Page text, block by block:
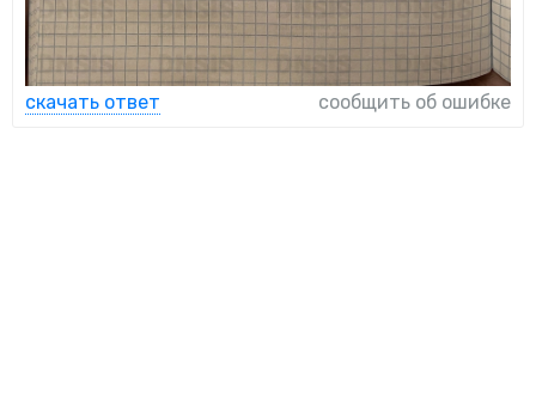
скачать ответ сообщить об ошибке